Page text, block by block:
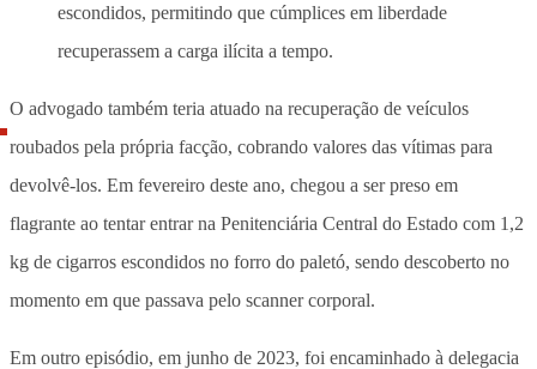
escondidos, permitindo que cúmplices em liberdade
recuperassem a carga ilícita a tempo.
O advogado também teria atuado na recuperação de veículos
roubados pela própria facção, cobrando valores das vítimas para
devolvê-los. Em fevereiro deste ano, chegou a ser preso em
flagrante ao tentar entrar na Penitenciária Central do Estado com 1,2
kg de cigarros escondidos no forro do paletó, sendo descoberto no
momento em que passava pelo scanner corporal.
Em outro episódio, em junho de 2023, foi encaminhado à delegacia